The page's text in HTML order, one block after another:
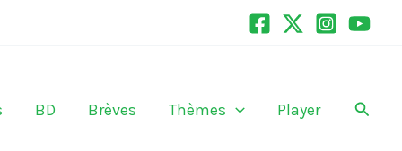
BD Brèves Thèmes Player